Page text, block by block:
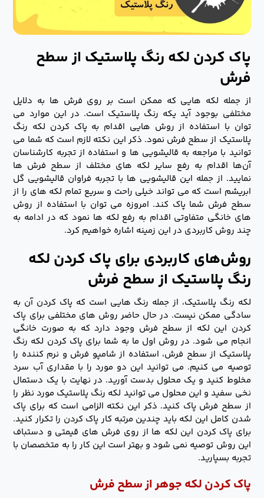
پاک کردن لکه رنگ پلاستیک از سطح
فرش
از جمله لکه هایی که ممکن است بر روی فرش ها به دلایل
مختلفی بوجود آید یکه رنگ پلاستیک است. در این موارد می
توان با استفاده از روش هایی اقدام به پاک کردن لکه رنگ
پلاستیک از سطح فرش نمود. ذکر این نکته لازم است که شما می
توانید با مراجعه به قالیشویی ها و استفاده از تجربه کارشناسان
آن‌ها اقدام به رفع سایر لکه های مختلف از سطح فرش ها
نمایید. از جمله این قالیشویی ها با تجربه فراوان قالیشویی گل
ابریشم است که می تواند خیلی راحت و سریع تمام لکه های را از
سطح فرش شما پاک کند. امروزه می توان با استفاده از روش
های خانگی متفاوتی اقدام به رفع لکه ها نمود که در ادامه به
چند روش کاربردی در این زمینه اشاره خواهیم کرد.
روش‌های کاربردی برای پاک کردن لکه
رنگ پلاستیک از سطح فرش
لکه رنگ پلاستیک، از جمله رنگ هایی است که پاک کردن آن به
سادگی ممکن نیست. در حال حاضر روش های مختلفی برای پاک
کردن این لکه از سطح فرش وجود دارد که به صورت خانگی
انجام می شود. در روش اول ما به شما برای پاک کردن لکه رنگ
پلاستیک از سطح فرش، استفاده از شامپو فرش و نرم کننده را
توصیه می کنیم. می توانید این دو مورد را با مقداری آب سرد
مخلوط کنید و یک محلول بدست آورید. در نهایت با یک دستمال
نخی سفید و این محلول می توانید لکه رنگ پلاستیک مورد نظر را
از سطح فرش پاک کنید. ذکر این نکته الزامی است که برای پاک
شدن کامل این لکه باید چندین مرتبه کار پاک کردن را تکرار کنید.
برای پاک کردن این لکه ها از روی فرش های قیمتی و دستباف
این روش توصیه نمی شود و بهتر است این کار را به متخصصان با
تجربه بسپارید.
پاک کردن لکه جوهر از سطح فرش